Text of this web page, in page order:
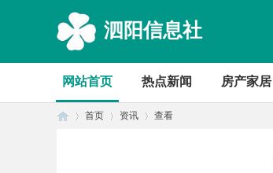
泗阳信息社
网站首页 热点新闻 房产家居
首页 资讯 查看